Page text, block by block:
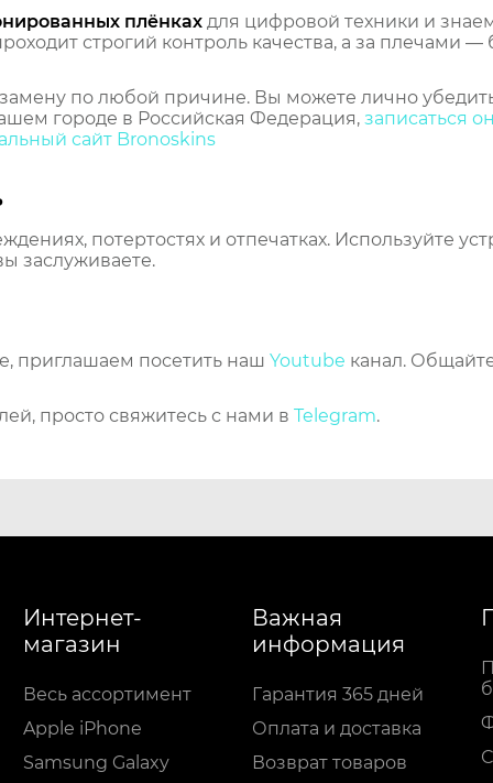
плёнках для цифровой техники и
строгий контроль качества, а за плечами
по любой причине. Вы можете лично
городе в Российская Федерация, записаться
сайт Bronoskins
потертостях и отпечатках. Используйте
заслуживаете.
приглашаем посетить наш Youtube канал.
просто свяжитесь с нами в Telegram.
Интернет-
магазин
Весь ассортимент
Apple iPhone
Samsung Galaxy
Важная
информация
Гарантия 365 дней
Оплата и доставка
Возврат товаров